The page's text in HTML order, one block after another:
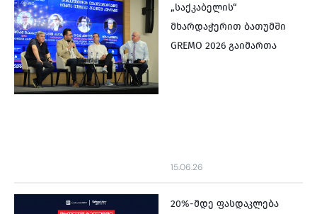
„საქკაბელის“
მხარდაჭერით ბათუმში
GREMO 2026 გაიმართა
15.06.26
20%-მდე ფასდაკლება